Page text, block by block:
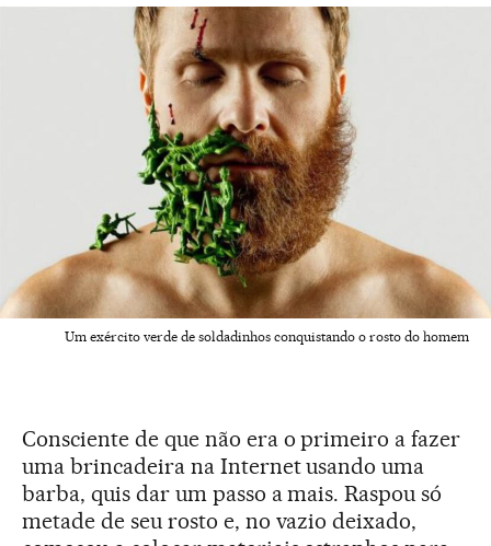
Um exército verde de soldadinhos conquistando o rosto do homem
Consciente de que não era o primeiro a fazer
uma brincadeira na Internet usando uma
barba, quis dar um passo a mais. Raspou só
metade de seu rosto e, no vazio deixado,